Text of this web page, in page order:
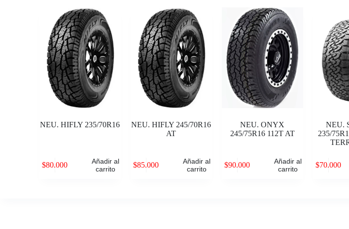
NEU. HIFLY 235/70R16
$80.000
Añadir al
carrito
NEU. HIFLY 245/70R16
AT
$85.000
Añadir al
carrito
NEU. ONYX
245/75R16 112T AT
$90.000
Añadir al
carrito
NEU.
235/
$70.000